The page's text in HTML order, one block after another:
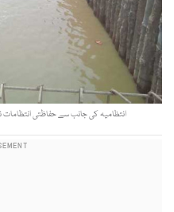
انتظامیہ کی جانب سے حفاظتی انتظامات